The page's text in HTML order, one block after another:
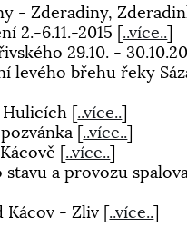
- Zderadiny,
2.-6.11.-2015 [..více..]
29.10. -
levého břehu řeky
Hulicích [..více..]
[..více..]
[..více..]
a provozu
Kácov - Zliv [..více..]